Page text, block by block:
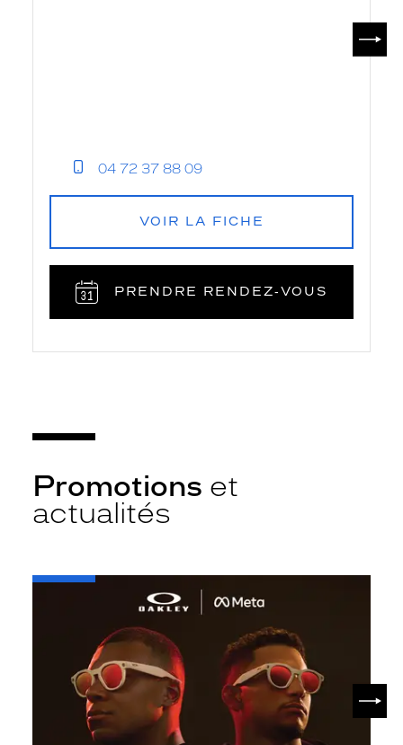
04 72 37 88 09
VOIR LA FICHE
PRENDRE RENDEZ‑VOUS
Promotions et
actualités
-